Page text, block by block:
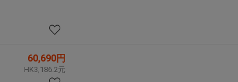
60,690円
HK3,186.2元